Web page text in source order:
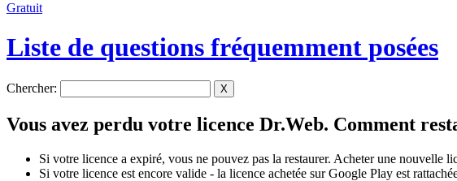
Gratuit
Liste de questions fréquemment posées
Chercher: X
Vous avez perdu votre licence Dr.Web. Comment
Si votre licence a expiré, vous ne pouvez pas la restaurer. Acheter une nouvelle
Si votre licence est encore valide - la licence achetée sur Google Play est